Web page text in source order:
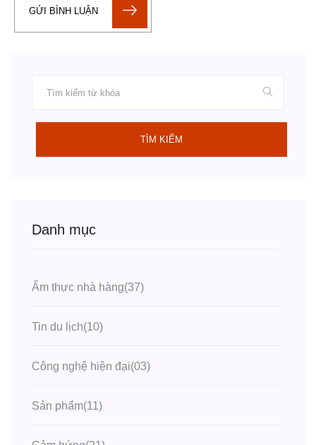
GỬI BÌNH LUẬN
TÌM KIẾM
Danh mục
Ẩm thực nhà hàng(37)
Tin du lịch(10)
Công nghệ hiện đại(03)
Sản phẩm(11)